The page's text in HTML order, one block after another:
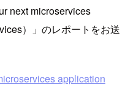
next microservices
）」のレポートをお送
application